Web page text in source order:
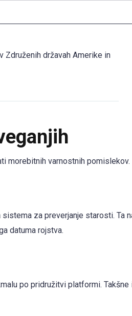
Združenih državah Amerike in
morebitnih varnostnih pomislekov.
za preverjanje starosti. Ta
datuma rojstva.
po pridružitvi platformi. Takšne